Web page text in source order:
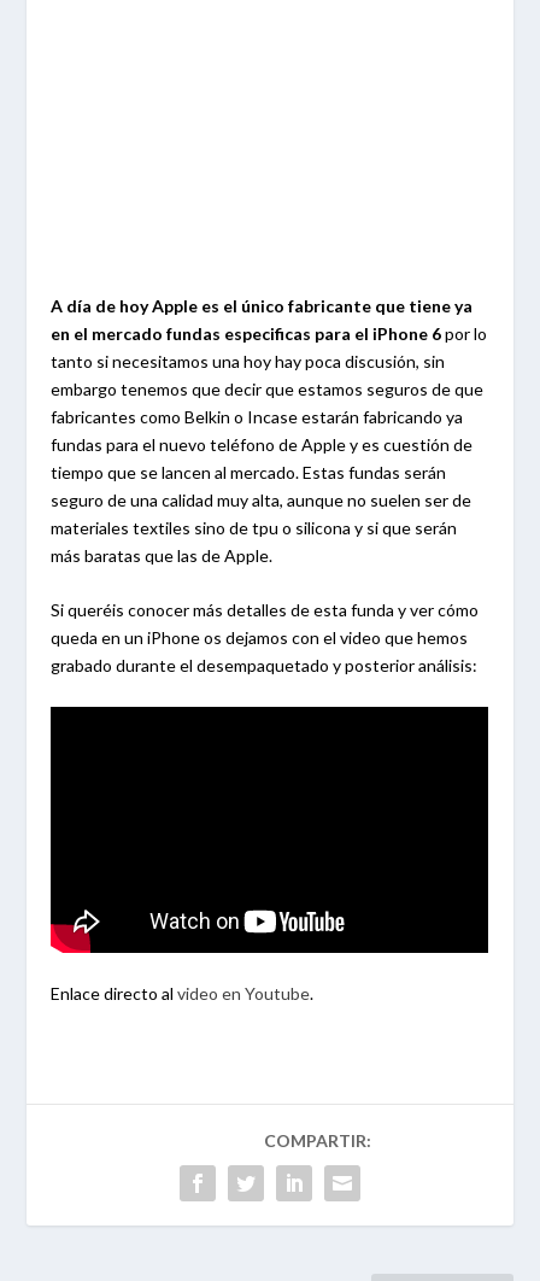
A día de hoy Apple es el único fabricante que tiene ya
en el mercado fundas especificas para el iPhone 6por lo
tanto si necesitamos una hoy hay poca discusión, sin
embargo tenemos que decir que estamos seguros de que
fabricantes como Belkin o Incase estarán fabricando ya
fundas para el nuevo teléfono de Apple y es cuestión de
tiempo que se lancen al mercado. Estas fundas serán
seguro de una calidad muy alta, aunque no suelen ser de
materiales textiles sino de tpu o silicona y si que serán
más baratas que las de Apple.
Si queréis conocer más detalles de esta funda y ver cómo
queda en un iPhone os dejamos con el video que hemos
grabado durante el desempaquetado y posterior análisis:
Enlace directo alvideo en Youtube.